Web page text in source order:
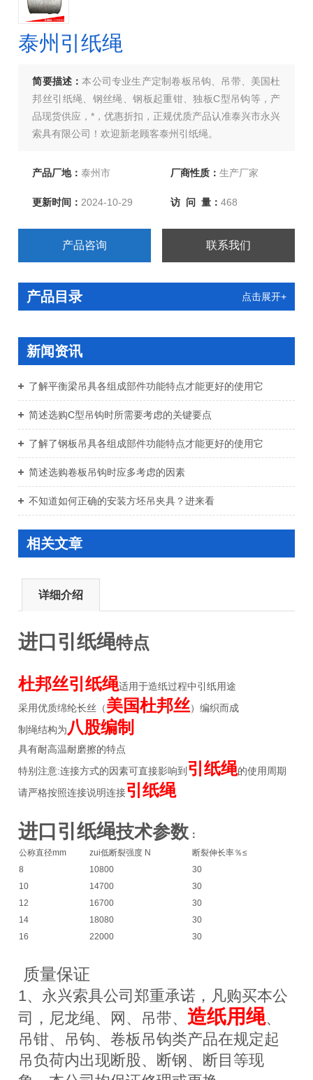
泰州引纸绳
简要描述：本公司专业生产定制卷板吊钩、吊带、美国杜
邦丝引纸绳、钢丝绳、钢板起重钳、独板C型吊钩等，产
品现货供应，*，优惠折扣，正规优质产品认准泰兴市永兴
索具有限公司！欢迎新老顾客泰州引纸绳。
产品厂地：泰州市 厂商性质： 生产厂家
更新时间：2024-10-29 访 问 量： 468
产品咨询 联系我们
产品目录 点击展开+
新闻资讯
了解平衡梁吊具各组成部件功能特点才能更好的使用它
简述选购C型吊钩时所需要考虑的关键要点
了解了钢板吊具各组成部件功能特点才能更好的使用它
简述选购卷板吊钩时应多考虑的因素
不知道如何正确的安装方坯吊夹具？进来看
相关文章
详细介绍
进口引纸绳特点
杜邦丝引纸绳适用于造纸过程中引纸用途
采用优质绵纶长丝（美国杜邦丝）编织而成
制绳结构为 八股编制
具有耐高温耐磨擦的特点
特别注意:连接方式的因素可直接影响到 引纸绳的使用周期
请严格按照连接说明连接引纸绳
进口引纸绳技术参数 ：
公称直径mm zui低断裂强度 N
断裂伸长率％≤
8
10800
30
10
14700
30
12
16700
30
14
18080
30
16
22000 30
质量保证
1、永兴索具公司郑重承诺，凡购买本公
司，尼龙绳、网、吊带、造纸用绳、
吊钳、吊钩、卷板吊钩类产品在规定起
吊负荷内出现断股、断钢、断目等现